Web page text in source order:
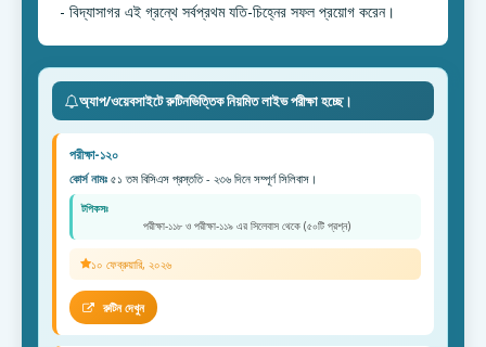
- বিদ্যাসাগর এই গ্রন্থে সর্বপ্রথম যতি-চিহ্নের সফল প্রয়োগ করেন।
অ্যাপ/ওয়েবসাইটে রুটিনভিত্তিক নিয়মিত লাইভ পরীক্ষা হচ্ছে।
পরীক্ষা-১২০
কোর্স নামঃ ৫১ তম বিসিএস প্রস্ততি - ২৩৬ দিনে সম্পূর্ণ সিলিবাস।
টপিকসঃ
পরীক্ষা-১১৮ ও পরীক্ষা-১১৯ এর সিলেবাস থেকে (৫০টি প্রশ্ন)
১০ ফেব্রুয়ারি, ২০২৬
রুটিন দেখুন